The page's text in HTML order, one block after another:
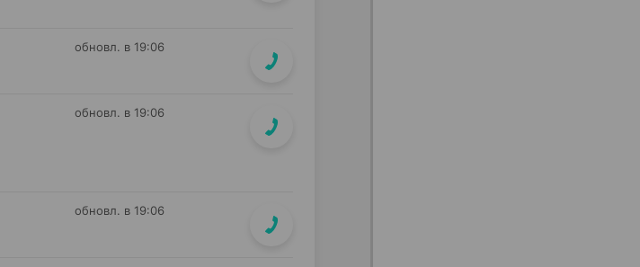
обновл. в 19:06
обновл. в 19:06
обновл. в 19:06